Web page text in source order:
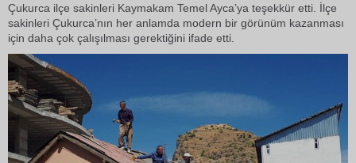
Çukurca ilçe sakinleri Kaymakam Temel Ayca’ya teşekkür etti. İlçe
sakinleri Çukurca’nın her anlamda modern bir görünüm kazanması
için daha çok çalışılması gerektiğini ifade etti.